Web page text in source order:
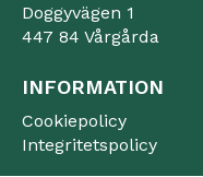
Doggyvägen 1
447 84 Vårgårda
INFORMATION
Cookiepolicy
Integritetspolicy